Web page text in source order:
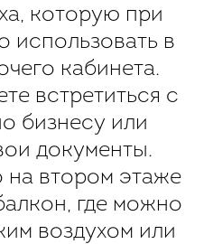
которую при
в
кабинета.
встретиться с
бизнесу или
документы.
на втором этаже
где можно
воздухом или